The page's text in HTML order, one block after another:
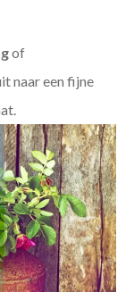
of
naar een fijne